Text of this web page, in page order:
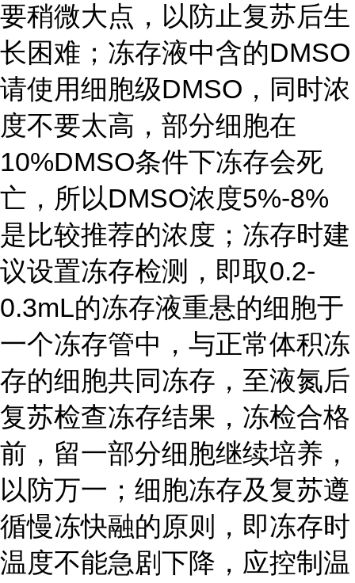
要稍微大点，以防止复苏后生
长困难；冻存液中含的DMSO
请使用细胞级DMSO，同时浓
度不要太高，部分细胞在
10%DMSO条件下冻存会死
亡，所以DMSO浓度5%-8%
是比较推荐的浓度；冻存时建
议设置冻存检测，即取0.2-
0.3mL的冻存液重悬的细胞于
一个冻存管中，与正常体积冻
存的细胞共同冻存，至液氮后
复苏检查冻存结果，冻检合格
前，留一部分细胞继续培养，
以防万一；细胞冻存及复苏遵
循慢冻快融的原则，即冻存时
温度不能急剧下降，应控制温